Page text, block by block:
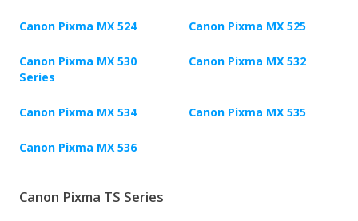
Canon Pixma MX 524 Canon Pixma MX 525
Canon Pixma MX 530
Series
Canon Pixma MX 532
Canon Pixma MX 534 Canon Pixma MX 535
Canon Pixma MX 536
Canon Pixma TS Series